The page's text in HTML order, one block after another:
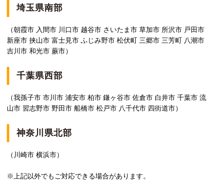
埼玉県南部
（朝霞市 入間市 川口市 越谷市 さいたま市 草加市 所沢市 戸田市
新座市 挟山市 富士見市 ふじみ野市 松伏町 三郷市 三芳町 八潮市
吉川市 和光市 蕨市）
千葉県西部
（我孫子市 市川市 浦安市 柏市 鎌ヶ谷市 佐倉市 白井市 千葉市 流
山市 習志野市 野田市 船橋市 松戸市 八千代市 四街道市）
神奈川県北部
（川崎市 横浜市）
※上記以外でもご対応できる場合があります。